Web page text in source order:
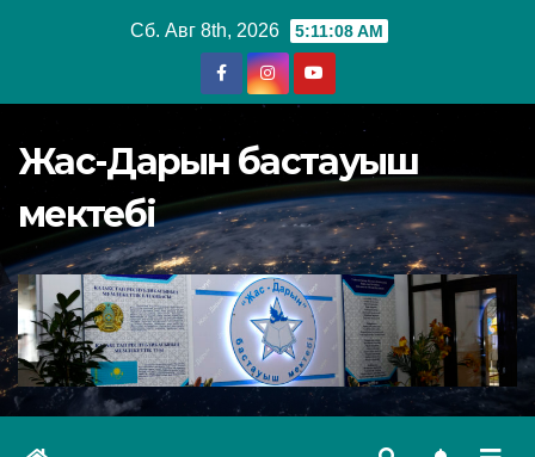
Сб. Авг 8th, 2026 5:11:09 AM
Жас-Дарын бастауыш
мектебі